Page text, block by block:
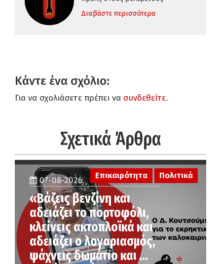
Διαβάστε περισσότερα
Κάντε ένα σχόλιο:
Για να σχολιάσετε πρέπει να συνδεθείτε.
Σχετικά Άρθρα
Επικαιρότητα Πολιτικά
07-08-2026
«Βάζεις βενζίνη και
αδειάζει το πορτοφόλι,
κλείνεις ακτοπλοϊκά και
αδειάζει ο λογαριασμός,
ψάχνεις δωμάτιο και …